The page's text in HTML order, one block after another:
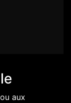
aux